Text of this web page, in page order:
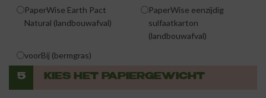
PaperWise Earth Pact
Natural (landbouwafval)
PaperWise eenzijdig
sulfaatkarton
(landbouwafval)
voorBij (bermgras)
5 KIES HET PAPIERGEWICHT